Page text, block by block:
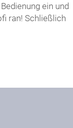
ein und
ran! Schließlich